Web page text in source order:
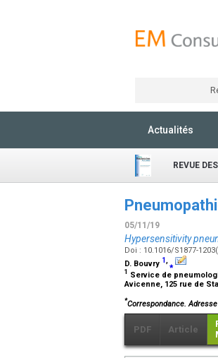
Actualités
REVUE
05/11/19
Hypersensitivity
Doi : 10.1016/S1877-
D. Bouvry 1,⁎
1 Service de
Avicenne, 125 rue de
*Correspondance.
PDF Article